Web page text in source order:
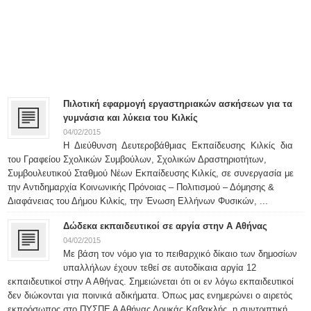
Πιλοτική εφαρμογή εργαστηριακών ασκήσεων για τα
γυμνάσια και λύκεια του Κιλκίς
04/02/2015
Η Διεύθυνση Δευτεροβάθμιας Εκπαίδευσης Κιλκίς δια
του Γραφείου Σχολικών Συμβούλων, Σχολικών Δραστηριοτήτων,
Συμβουλευτικού Σταθμού Νέων Εκπαίδευσης Κιλκίς, σε συνεργασία με
την Αντιδημαρχία Κοινωνικής Πρόνοιας – Πολιτισμού – Δόμησης &
Διαφάνειας του Δήμου Κιλκίς, την Ένωση Ελλήνων Φυσικών, ...
Δώδεκα εκπαιδευτικοί σε αργία στην Α Αθήνας
04/02/2015
Με βάση τον νόμο για το πειθαρχικό δίκαιο των δημοσίων
υπαλλήλων έχουν τεθεί σε αυτοδίκαια αργία 12
εκπαιδευτικοί στην Α Αθήνας. Σημειώνεται ότι οι εν λόγω εκπαιδευτικοί
δεν διώκονται για ποινικά αδικήματα. Όπως μας ενημερώνει ο αιρετός